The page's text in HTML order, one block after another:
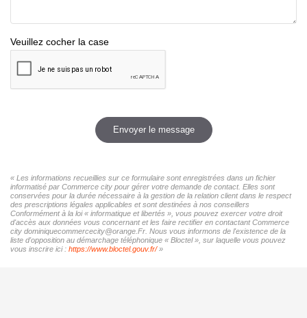
Veuillez cocher la case
Envoyer le message
« Les informations recueillies sur ce formulaire sont enregistrées dans un fichier
informatisé par Commerce city pour gérer votre demande de contact. Elles sont
conservées pour la durée nécessaire à la gestion de la relation client dans le respect
des prescriptions légales applicables et sont destinées à nos conseillers
Conformément à la loi « informatique et libertés », vous pouvez exercer votre droit
d'accès aux données vous concernant et les faire rectifier en contactant Commerce
city dominiquecommercecity@orange.Fr. Nous vous informons de l'existence de la
liste d'opposition au démarchage téléphonique « Bloctel », sur laquelle vous pouvez
vous inscrire ici : https://www.bloctel.gouv.fr/»